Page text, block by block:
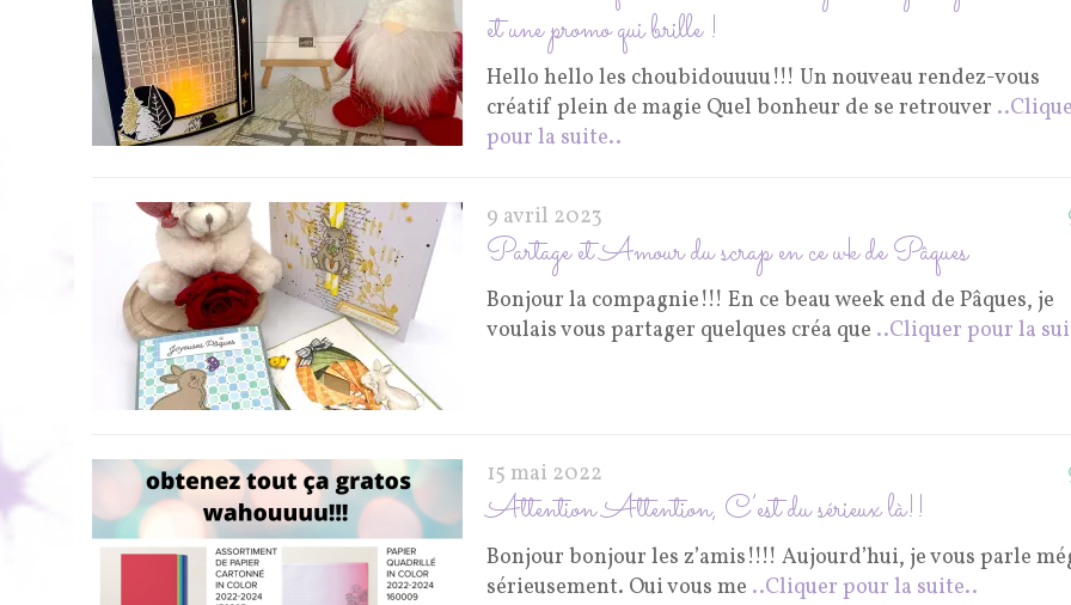
et une promo qui brille !
Hello hello les choubidouuuu!!! Un nouveau rendez-vous
créatif plein de magie Quel bonheur de se retrouver
pour la suite..
9 avril 2023
Partage et Amour du scrap en ce wk de Pâques
Bonjour la compagnie!!! En ce beau week end de Pâques, je
voulais vous partager quelques créa que ..Cliquer pour la
15 mai 2022
Attention Attention, C’est du sérieux là!!
Bonjour bonjour les z’amis!!!! Aujourd’hui, je vous parle
sérieusement. Oui vous me ..Cliquer pour la suite..